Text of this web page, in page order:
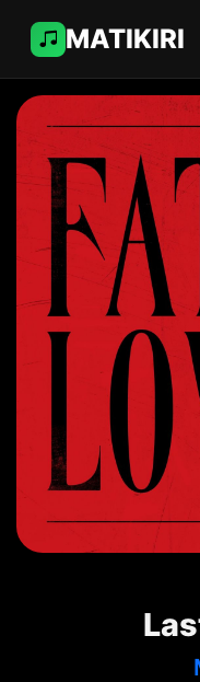
MATIKIRI